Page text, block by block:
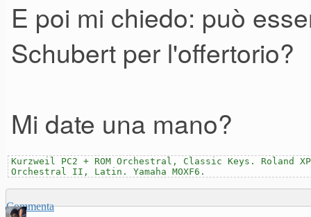
E poi mi chiedo: può
Schubert per l'offertorio?
Mi date una mano?
Kurzweil PC2 + ROM Orchestral, Classic Keys. Roland
Orchestral II, Latin. Yamaha MOXF6.
Commenta